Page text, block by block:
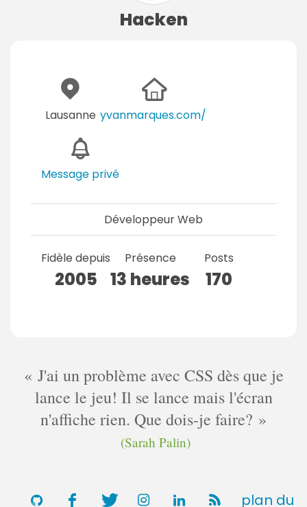
Hacken
Lausanne yvanmarques.com/
Message privé
Développeur Web
Fidèle depuis
2005
Présence
13 heures
Posts
170
J'ai un problème avec CSS dès que je
lance le jeu! Il se lance mais l'écran
n'affiche rien. Que dois-je faire?
(Sarah Palin)
plan du